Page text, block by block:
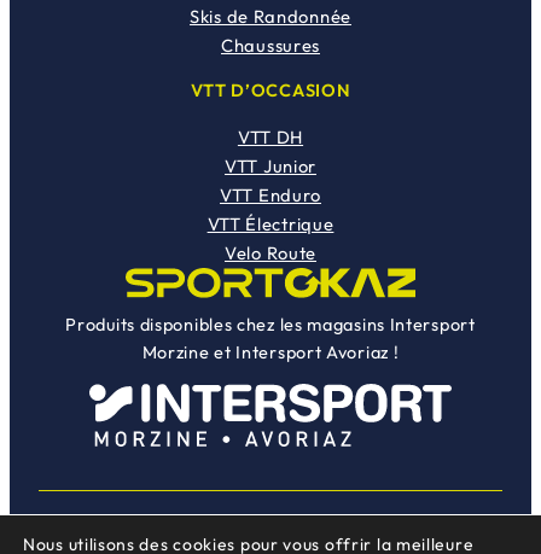
Skis de Randonnée
Chaussures
VTT D’OCCASION
VTT DH
VTT Junior
VTT Enduro
VTT Électrique
Velo Route
Produits disponibles chez les magasins Intersport
Morzine et Intersport Avoriaz !
Nous utilisons des cookies pour vous offrir la meilleure